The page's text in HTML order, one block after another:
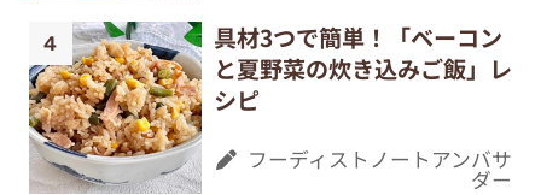
具材3つで簡単！「ベーコン
と夏野菜の炊き込みご飯」レ
シピ
フーディストノートアンバサ
ダー